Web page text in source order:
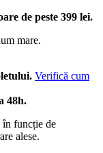
de peste 399 lei.
mare.
Verifică cum
48h.
în funcție de
alese.